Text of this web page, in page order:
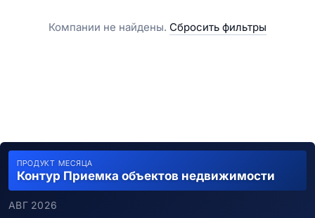
Компании не найдены. Сбросить фильтры
ПРОДУКТ МЕСЯЦА
Контур Приемка объектов недвижимости
АВГ 2026